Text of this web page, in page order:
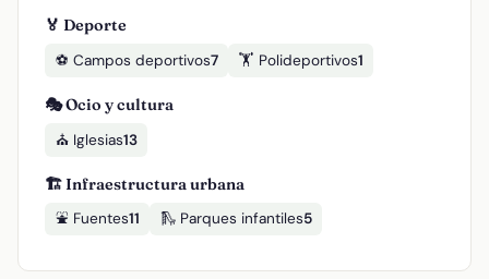
🏅 Deporte
⚽ Campos deportivos7 🏋️ Polideportivos1
🎭 Ocio y cultura
⛪ Iglesias13
🏗️ Infraestructura urbana
⛲ Fuentes11 🛝 Parques infantiles5